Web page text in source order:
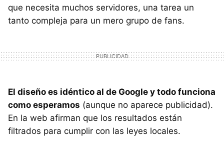
que necesita muchos servidores, una tarea un
tanto compleja para un mero grupo de fans.
El diseño es idéntico al de Google y todo funciona
como esperamos (aunque no aparece publicidad).
En la web afirman que los resultados están
filtrados para cumplir con las leyes locales.